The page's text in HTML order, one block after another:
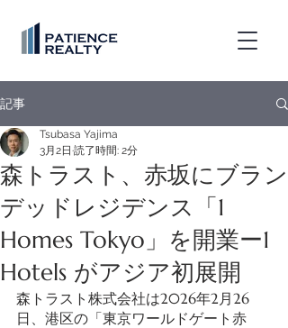
記事
森トラスト、赤坂にブラン
デッドレジデンス「1
Homes Tokyo」を開業ー1
Hotels がアジア初展開
Tsubasa Yajima
3月2日 読了時間: 2分
森トラスト株式会社は2026年2月26
日、港区の「東京ワールドゲート赤